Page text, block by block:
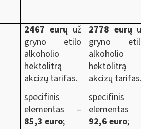
2467 eurų už
gryno etilo
alkoholio
hektolitrą
akcizų tarifas.
2778 eurų
gryno
alkoholio
hektolitrą
akcizų
specifinis
elementas –
85,3 euro;
specifinis
elementas
92,6 euro;